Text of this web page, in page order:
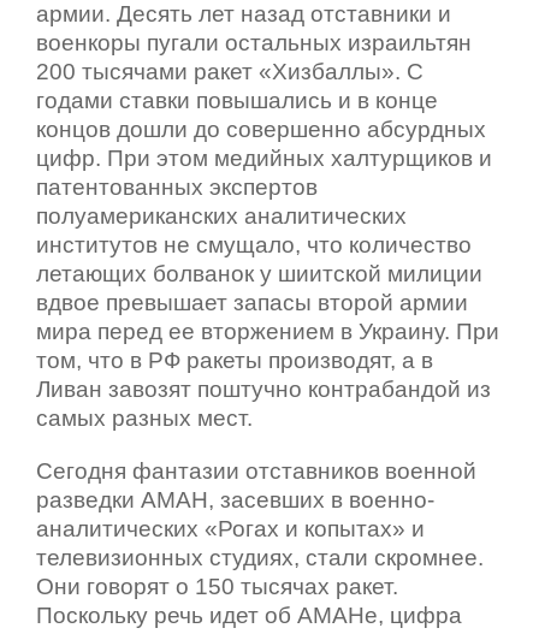
армии. Десять лет назад отставники и
военкоры пугали остальных израильтян
200 тысячами ракет «Хизбаллы». С
годами ставки повышались и в конце
концов дошли до совершенно абсурдных
цифр. При этом медийных халтурщиков и
патентованных экспертов
полуамериканских аналитических
институтов не смущало, что количество
летающих болванок у шиитской милиции
вдвое превышает запасы второй армии
мира перед ее вторжением в Украину. При
том, что в РФ ракеты производят, а в
Ливан завозят поштучно контрабандой из
самых разных мест.
Сегодня фантазии отставников военной
разведки АМАН, засевших в военно-
аналитических «Рогах и копытах» и
телевизионных студиях, стали скромнее.
Они говорят о 150 тысячах ракет.
Поскольку речь идет об АМАНе, цифра